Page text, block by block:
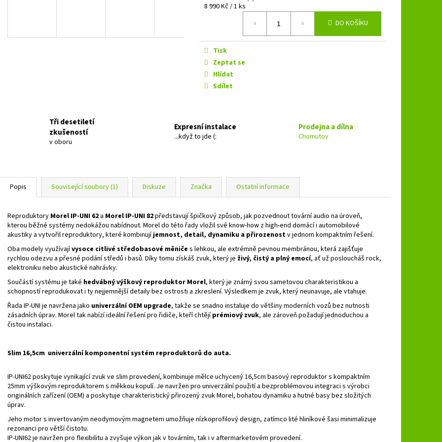
Měrná
8 990 Kč / 1 ks
DO KOŠÍKU
Tisk
Zeptat se
Hlídat
Sdílet
Tři desetiletí
zkušeností
v oboru
Expresní instalace
...když to jde (:
Prodejna a dílna
Chomutov
Popis Související soubory (1) Diskuze Značka Ostatní informace
Reproduktory Morel IP‑UNI 62 a Morel IP‑UNI 82představují špičkový způsob, jak pozvednout tovární audio na úroveň,
kterou běžné systémy nedokážou nabídnout. Morel do této řady vložil své know‑how z high‑end domácí i automobilové
akustiky a vytvořil reproduktory, které kombinujíjemnost, detail, dynamiku a přirozenostv jednom kompaktním řešení.
Oba modely využívajívysoce citlivé středobasové měniče s lehkou, ale extrémně pevnou membránou, která zajišťuje
rychlou odezvu a přesné podání středů i basů. Díky tomu získáš zvuk, který je živý, čistý a plný emocí, ať už posloucháš rock,
elektroniku nebo akustické nahrávky.
Součástí systému je také hedvábný výškový reproduktor Morel, který je známý svou sametovou charakteristikou a
schopností reprodukovat i ty nejjemnější detaily bez ostrosti a zkreslení. Výsledkem je zvuk, který neunavuje, ale vtahuje.
Řada IP‑UNI je navržena jako univerzální OEM upgrade, takže se snadno instaluje do většiny moderních vozů bez nutnosti
zásadních úprav. Morel tak nabízí ideální řešení pro řidiče, kteří chtějíprémiový zvuk, ale zároveň požadují jednoduchou a
čistou instalaci.
Slim 16,5cm univerzální komponentní systém reproduktorů do auta.
IP-UNI62 poskytuje vynikající zvuk ve slim provedení, kombinuje mělce uchycený 16,5cm basový reproduktor s kompaktním
25mm výškovým reproduktorem s měkkou kopulí. Je navržen pro univerzální použití a bezproblémovou integraci s výrobci
originálních zařízení (OEM) a poskytuje charakteristický přirozený zvuk Morel, bohatou dynamiku a hutné basy bez složitých
úprav.
Jeho motor s invertovaným neodymovým magnetem umožňuje nízkoprofilový design, zatímco lité hliníkové šasi minimalizuje
rezonanci pro větší čistotu.
IP-UNI62 je navržen pro flexibilitu a zvyšuje výkon jak v továrním, tak i v aftermarketovém provedení.